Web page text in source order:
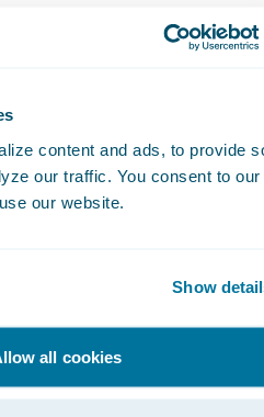
content and ads, to provide
our traffic. You consent to our
our website.
Show
all cookies
mit
in Belgien,
wirkt Baloise
mit aktuell 8'000
2023
rund CHF 8.6 Mrd.
Exchange